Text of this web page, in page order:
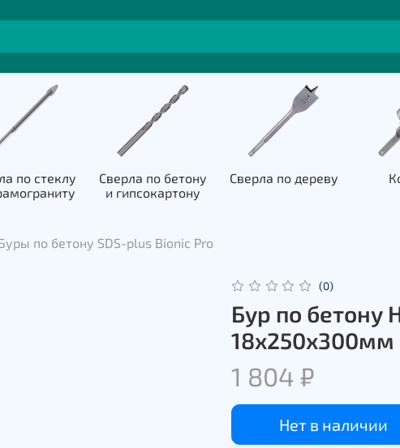
по стеклу
Сверла по бетону
и гипсокартону
Сверла по дереву
по бетону SDS-plus Bionic Pro
(0)
Бур по бетону
18х250х300мм
1 804 ₽
Нет в наличии